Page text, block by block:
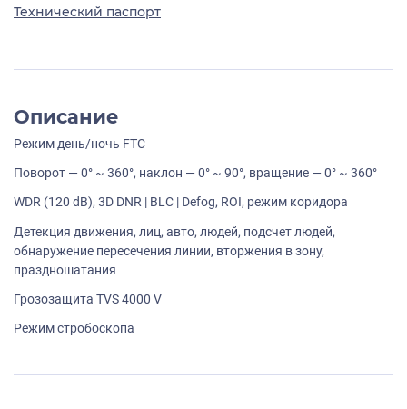
Технический паспорт
Описание
Режим день/ночь FTC
Поворот — 0° ~ 360°, наклон — 0° ~ 90°, вращение — 0° ~ 360°
WDR (120 dB), 3D DNR | BLC | Defog, ROI, режим коридора
Детекция движения, лиц, авто, людей, подсчет людей,
обнаружение пересечения линии, вторжения в зону,
праздношатания
Грозозащита TVS 4000 V
Режим стробоскопа